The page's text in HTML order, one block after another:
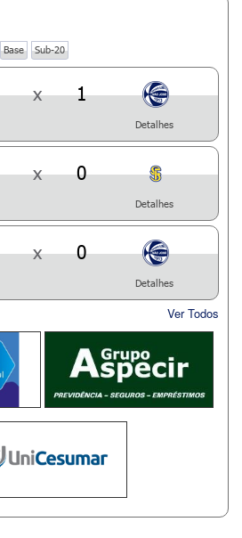
Base Sub-20
x 1
Detalhes
x 0
Detalhes
x 0
Detalhes
Ver Todos